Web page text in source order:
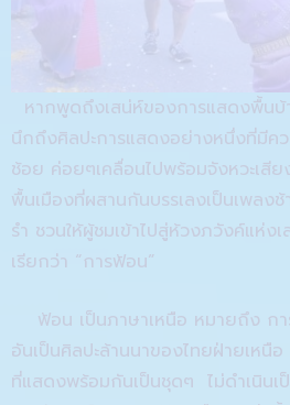
หากพูดถึงเสน่ห์ของการแสดงพื้นบ้
นึกถึงศิลปะการแสดงอย่างหนึ่งที่มีค
ช้อย ค่อยๆเคลื่อนไปพร้อมจังหวะเสีย
พื้นเมืองที่ผสานกันบรรเลงเป็นเพลงช้
รำ ชวนให้ผู้ชมเข้าไปสู่ห้วงภวังค์แห่ง
เรียกว่า “การฟ้อน”
ฟ้อน เป็นภาษาเหนือ หมายถึง กา
อันเป็นศิลปะล้านนาของไทยฝ่ายเหนื
ที่แสดงพร้อมกันเป็นชุดๆ ไม่ดำเนินเ